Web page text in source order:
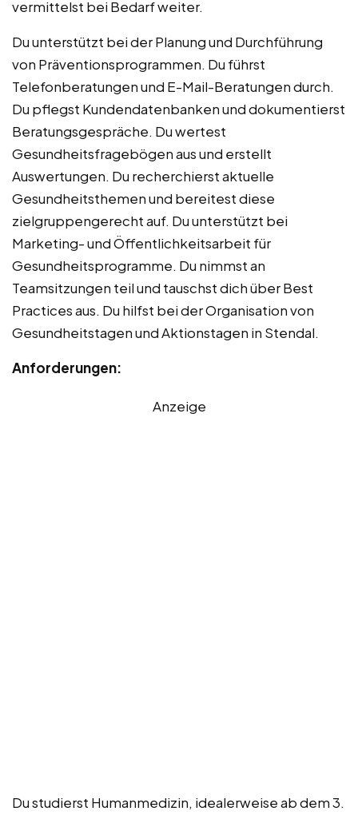
vermittelst bei Bedarf weiter.
Du unterstützt bei der Planung und Durchführung
von Präventionsprogrammen. Du führst
Telefonberatungen und E-Mail-Beratungen durch.
Du pflegst Kundendatenbanken und dokumentierst
Beratungsgespräche. Du wertest
Gesundheitsfragebögen aus und erstellt
Auswertungen. Du recherchierst aktuelle
Gesundheitsthemen und bereitest diese
zielgruppengerecht auf. Du unterstützt bei
Marketing- und Öffentlichkeitsarbeit für
Gesundheitsprogramme. Du nimmst an
Teamsitzungen teil und tauschst dich über Best
Practices aus. Du hilfst bei der Organisation von
Gesundheitstagen und Aktionstagen in Stendal.
Anforderungen:
Anzeige
Du studierst Humanmedizin, idealerweise ab dem 3.